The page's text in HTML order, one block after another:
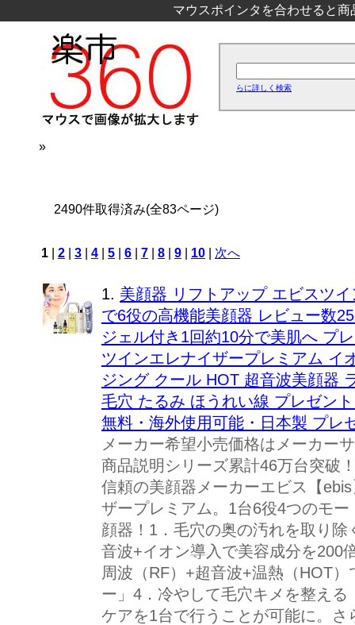
マウスポインタを合わせると
らに詳しく検索
»
2490件取得済み(全83ページ)
1 2 3 4 5 6 7 8 9 10 次へ
1. 美顔器 リフトアップ エビスツ
で6役の高機能美顔器 レビュー数
ジェル付き1回約10分で美肌へ プ
ツインエレナイザープレミアム イ
ジング クール HOT 超音波美顔器
毛穴 たるみ ほうれい線 プレゼン
無料・海外使用可能・日本製 プレ
メーカー希望小売価格はメーカー
商品説明シリーズ累計46万台突破
信頼の美顔器メーカーエビス【
ザープレミアム。1台6役4つのモ
顔器！1．毛穴の奥の汚れを取り
音波+イオン導入で美容成分を200
周波（RF）+超音波+温熱（HOT
ー」4．冷やして毛穴キメを整え
ケアを1台で行うことが可能に。